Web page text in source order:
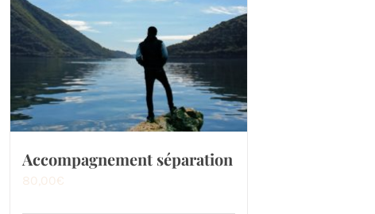
Accompagnement séparation
80,00€